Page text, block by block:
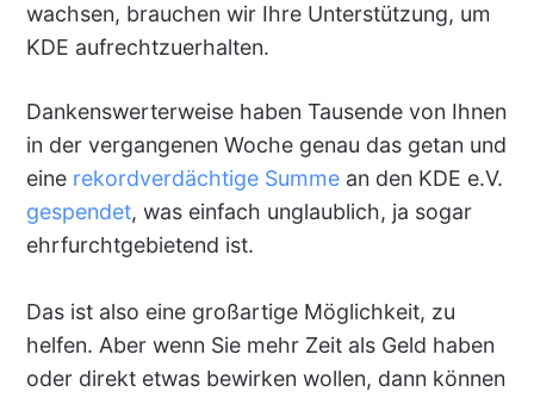
wachsen, brauchen wir Ihre Unterstützung, um
KDE aufrechtzuerhalten.
Dankenswerterweise haben Tausende von Ihnen
in der vergangenen Woche genau das getan und
eine rekordverdächtige Summean den KDE e.V.
gespendet, was einfach unglaublich, ja sogar
ehrfurchtgebietend ist.
Das ist also eine großartige Möglichkeit, zu
helfen. Aber wenn Sie mehr Zeit als Geld haben
oder direkt etwas bewirken wollen, dann können